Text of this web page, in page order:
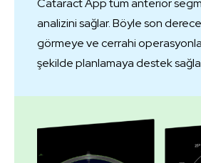
Cataract App tüm anterior
analizini sağlar. Böyle son
görmeye ve cerrahi
şekilde planlamaya destek